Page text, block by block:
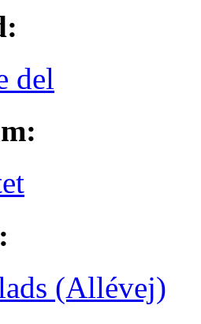
del
(Allévej)